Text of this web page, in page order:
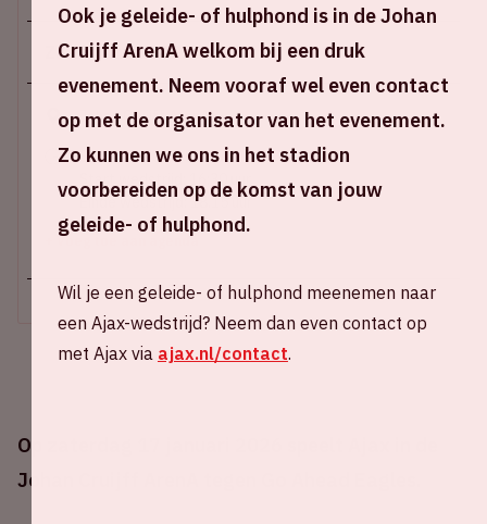
Op zaterdag 17 januari 2026 speelt Ajax in de
Johan Cruijff ArenA tegen Go Ahead Eagles.
Za 17 januari 2026
Johan Cruijff ArenA
Stadion open: 15.00 uur
Start wedstrijd: 16:30 uur
Einde wedstrijd: 18.15 uur
+ Voeg toe aan agenda
Ook je geleide- of hulphond is in de Johan
Cruijff ArenA welkom bij een druk
evenement. Neem vooraf wel even contact
op met de organisator van het evenement.
Zo kunnen we ons in het stadion
voorbereiden op de komst van jouw
geleide- of hulphond.
Wil je een geleide- of hulphond meenemen naar
een Ajax-wedstrijd? Neem dan even contact op
met Ajax via ajax.nl/contact.